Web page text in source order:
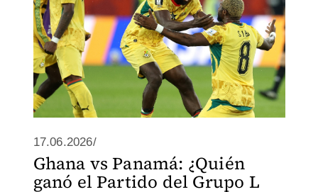
17.06.2026/
Ghana vs Panamá: ¿Quién
ganó el Partido del Grupo L